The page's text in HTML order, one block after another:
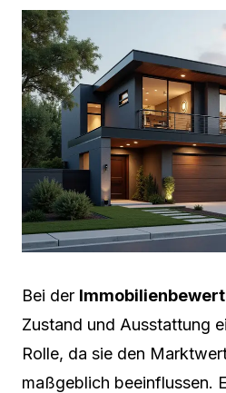
Bei der
Zustand und Ausstattung
Rolle, da sie den
maßgeblich beeinflussen.